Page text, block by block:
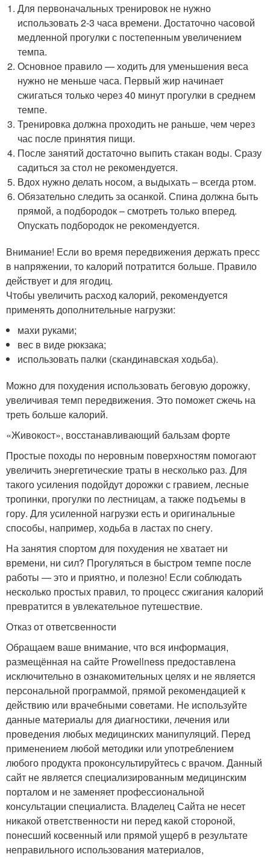
Для первоначальных тренировок не нужно
использовать 2-3 часа времени. Достаточно часовой
медленной прогулки с постепенным увеличением
темпа.
Основное правило — ходить для уменьшения веса
нужно не меньше часа. Первый жир начинает
сжигаться только через 40 минут прогулки в среднем
темпе.
Тренировка должна проходить не раньше, чем через
час после принятия пищи.
После занятий достаточно выпить стакан воды. Сразу
садиться за стол не рекомендуется.
Вдох нужно делать носом, а выдыхать – всегда ртом.
Обязательно следить за осанкой. Спина должна быть
прямой, а подбородок – смотреть только вперед.
Опускать подбородок не рекомендуется.
Внимание! Если во время передвижения держать пресс
в напряжении, то калорий потратится больше. Правило
действует и для ягодиц.
Чтобы увеличить расход калорий, рекомендуется
применять дополнительные нагрузки:
махи руками;
вес в виде рюкзака;
использовать палки (скандинавская ходьба).
Можно для похудения использовать беговую дорожку,
увеличивая темп передвижения. Это поможет сжечь на
треть больше калорий.
«Живокост», восстанавливающий бальзам форте
Простые походы по неровным поверхностям помогают
увеличить энергетические траты в несколько раз. Для
такого усиления подойдут дорожки с гравием, лесные
тропинки, прогулки по лестницам, а также подъемы в
гору. Для усиленной нагрузки есть и оригинальные
способы, например, ходьба в ластах по снегу.
На занятия спортом для похудения не хватает ни
времени, ни сил? Прогуляться в быстром темпе после
работы — это и приятно, и полезно! Если соблюдать
несколько простых правил, то процесс сжигания калорий
превратится в увлекательное путешествие.
Отказ от ответсвенности
Обращаем ваше внимание, что вся информация,
размещённая на сайте Prowellness предоставлена
исключительно в ознакомительных целях и не является
персональной программой, прямой рекомендацией к
действию или врачебными советами. Не используйте
данные материалы для диагностики, лечения или
проведения любых медицинских манипуляций. Перед
применением любой методики или употреблением
любого продукта проконсультируйтесь с врачом. Данный
сайт не является специализированным медицинским
порталом и не заменяет профессиональной
консультации специалиста. Владелец Сайта не несет
никакой ответственности ни перед какой стороной,
понесший косвенный или прямой ущерб в результате
неправильного использования материалов,